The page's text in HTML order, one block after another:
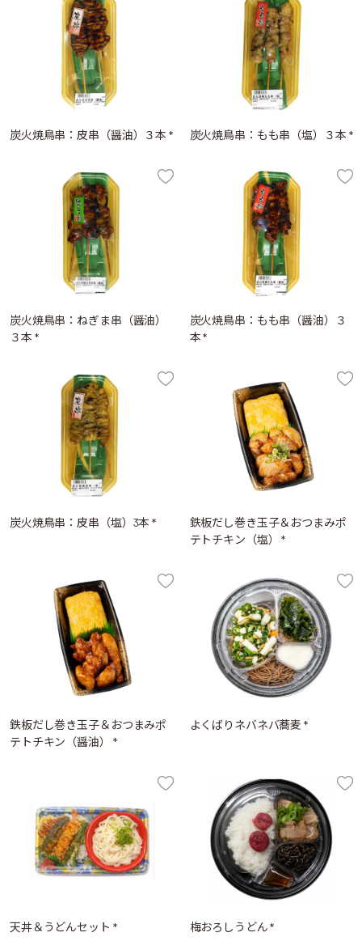
炭火焼鳥串：皮串（醤油）３本 * 炭火焼鳥串：もも串（塩）３本 *
炭火焼鳥串：ねぎま串（醤油）
３本 *
炭火焼鳥串：もも串（醤油）３
本 *
炭火焼鳥串：皮串（塩）3本 *
鉄板だし巻き玉子＆おつまみポ
テトチキン（塩） *
鉄板だし巻き玉子＆おつまみポ
テトチキン（醤油） *
よくばりネバネバ蕎麦 *
天丼＆うどんセット * 梅おろしうどん *